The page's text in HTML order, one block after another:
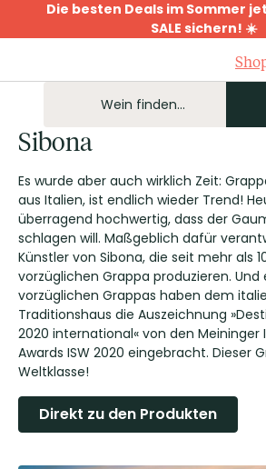
Die besten Deals im Sommer
SALE sichern! ☀️
Sibona
Es wurde aber auch wirklich Zeit:
aus Italien, ist endlich wieder Trend!
überragend hochwertig, dass der
schlagen will. Maßgeblich dafür
Künstler von Sibona, die seit mehr als
vorzüglichen Grappa produzieren. Und
vorzüglichen Grappas haben dem
Traditionshaus die Auszeichnung
2020 international« von den Meininger
Awards ISW 2020 eingebracht. Dieser
Weltklasse!
Direkt zu den Produkten